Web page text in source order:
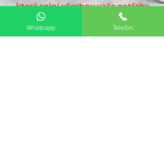
které splní všechny vaše potřeby
Whatsapp Telefon